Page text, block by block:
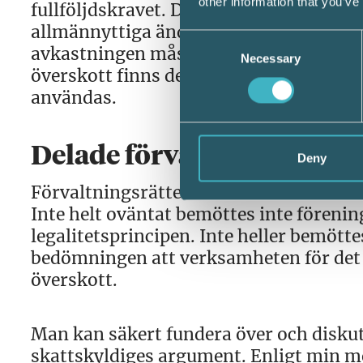
Consent
Selection
Necessary
Deny
fullföljdskravet. Det vill säga att
allmännyttiga ändamålet. Av
avkastningen måste användas för
överskott finns det inte heller något
användas.
Delade
Förvaltningsrätten ändrade inte
Inte helt oväntat bemöttes inte
legalitetsprincipen. Inte heller
bedömningen att verksamheten för
överskott.
Man kan säkert fundera över och
skattskyldiges argument. Enligt min